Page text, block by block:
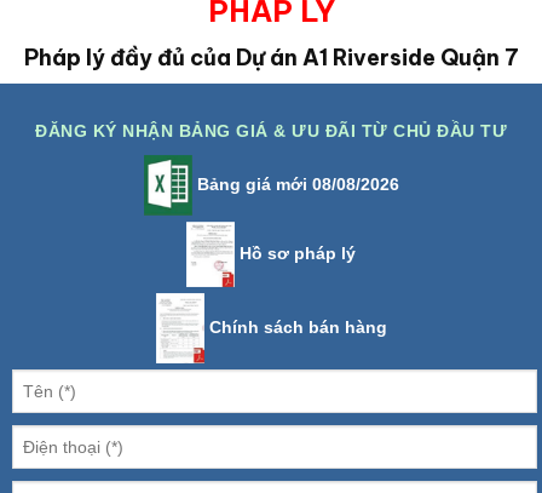
PHÁP LÝ
Pháp lý đầy đủ của Dự án A1 Riverside Quận 7
ĐĂNG KÝ NHẬN BẢNG GIÁ & ƯU ĐÃI TỪ CHỦ ĐẦU TƯ
Bảng giá mới 08/08/2026
Hồ sơ pháp lý
Chính sách bán hàng